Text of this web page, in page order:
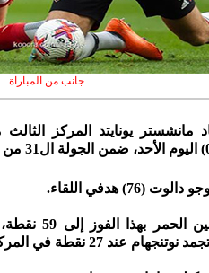
جانب من المباراة
مانشستر يونايتد المركز
27 نقطة في المركز الثامن عشر.